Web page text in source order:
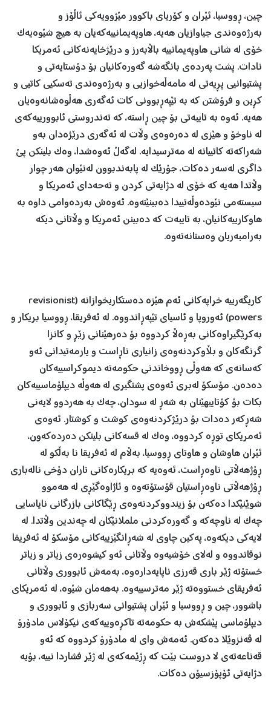
چین، ڕووسیا، ئێران و کۆریای باکوور مێژوویەکی ئاڵۆز و
بەرژەوەندی جیاوازیان هەیە، هاوپەیمانییەکەیان بە هیچ شێوەیەک
خۆی لە شانی هاوپەیمانییە باڵابەرز و درێژخایەنەکانی ئەمریکا
نادات. پشت پەردەی بانگەشە گەورەکانیان بۆ دۆستایەتی و
پشتیوانیی پڕیەتی لە مامەڵەخوازیی و بەرژەوەندی تەسکیی کاتیی و
کڕین و فرۆشتن کە بە تێپەڕبوونی کات ئەگەری هەڵوەشانەوەیان
هەیە. ئەوە بە تایبەتی بۆ چین ڕاستە، کە تەندروستی ئابوورییەکەی
لە ناوخۆ و هێزی لە دەرەوەی وڵات لە ئەگەری درێژەدان بەو
شەراکەتە کاتییانە لە مەترسیدایە. لەگەڵ ئەوەشدا، وەک بلینکن پێ
داگری لەسەر دەکات، جۆرێک لە پابەندبوون لەنێوان هەر چوار
وڵاتدا هەیە کە خۆی لە دژایەتی کردن و تەحەدای ئەمریکا و
سیستەمی نێودەوڵەتییدا دەبینێتەوە. ئەوەش بەردەوامی داوە بە
هاوکارییەکانیان، بە تایبەت کە دەبینن ئەمریکا و وڵاتانی دیکە
بەرامبەریان وەستانەتەوە.
کاریگەرییە خراپەکانی ئەم هێزە دەستکاریخوازانە (revisionist
powers) ئەوروپا و ئاسیای تێپەڕاندووە. لە ئەفریقا، ڕووسیا بریکار و
بەکرێگیراوەکانی بەڕەڵا کردووە بۆ دەرهێنانی زێڕ و کانزا
گرنگەکان و بڵاوکردنەوەی زانیاری ناڕاست و یارمەتیدانی ئەو
کەسانەی کە هەوڵی ڕووخاندنی حکومەتە دیموکراسییەکان
دەدەن. مۆسکۆ لەبری ئەوەی پشتگیری لە هەوڵە دیپلۆماسییەکان
بکات بۆ کۆتاییهێنان بە شەڕ لە سودان، چەک بە هەردوو لایەنی
شەڕکەر دەدات بۆ درێژکردنەوەی کوشت و کوشتار. ئەوەی
ئەمریکای توڕە کردووە، وەک لە قسەکانی بلینکن دەردەکەون،
ئێران هاوشان و هاوتای ڕووسیا، بەڵام لە ئەفریقا نا بەڵکو لە
ڕۆژهەڵاتی ناوەڕاست، ئەوەیە کە بریکارەکانی تاران دۆخی نالەباری
ڕۆژهەڵاتی ناوەڕاستیان قۆستۆتەوە و ئاژاوەگێڕی لە هەموو
شوێنێکدا دەکەن بۆ زیندووکردنەوەی ڕێگاکانی بازرگانی نایاسایی
چەک لە ناوچەکە و گەورەکردنی ململانێکان لە چەندین وڵاتدا. لە
لایەکی دیکەوە، پەکین چاوی لە شەڕانگێزییەکانی مۆسکۆ لە ئەفریقا
نوقاندووە و لەلای خۆشیەوە وڵاتانی ئەو کیشوەرەی زیاتر و زیاتر
خستۆتە ژێر باری قەرزی ناپایەدارەوە، بەمەش ئابووری وڵاتانی
ئەفریقای خستووەتە ژێر مەترسییەوە. بەهەمان شێوە، لە ئەمریکای
باشوور، چین و ڕووسیا و ئێران پشتیوانی سەربازی و ئابووری و
دیپلۆماسی پێشکەش بە حکومەتە تاکڕەوییەکەی نیکۆلاس مادۆرۆ
لە ڤەنزوێلا دەکەن. ئەمەش وای لە مادۆرۆ کردووە کە ئەو
قەناعەتەی لا دروست بێت کە ڕژێمەکەی لە ژێر فشاردا نییە، بۆیە
دژایەتی ئۆپۆزسیۆن دەکات.